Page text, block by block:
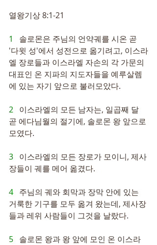
열왕기상 8:1-21
1 솔로몬은 주님의 언약궤를 시온 곧
'다윗 성'에서 성전으로 옮기려고, 이스라
엘 장로들과 이스라엘 자손의 각 가문의
대표인 온 지파의 지도자들을 예루살렘
에 있는 자기 앞으로 불러모았다.
2 이스라엘의 모든 남자는, 일곱째 달
곧 에다님월의 절기에, 솔로몬 왕 앞으로
모였다.
3 이스라엘의 모든 장로가 모이니, 제사
장들이 궤를 메어 옮겼다.
4 주님의 궤와 회막과 장막 안에 있는
거룩한 기구를 모두 옮겨 왔는데, 제사장
들과 레위 사람들이 그것을 날랐다.
5 솔로몬 왕과 왕 앞에 모인 온 이스라